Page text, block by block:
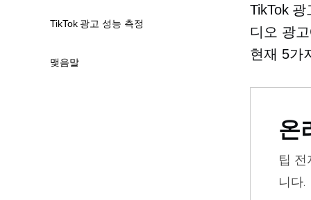
TikTok
디오 광
현재 5가
온
팁 전
니다.
TikTok 광고 성능 측정
맺음말